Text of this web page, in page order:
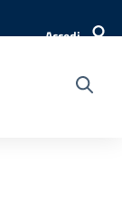
Accedi